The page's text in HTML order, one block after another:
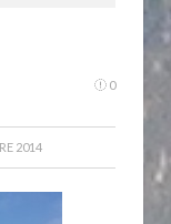
0
2014